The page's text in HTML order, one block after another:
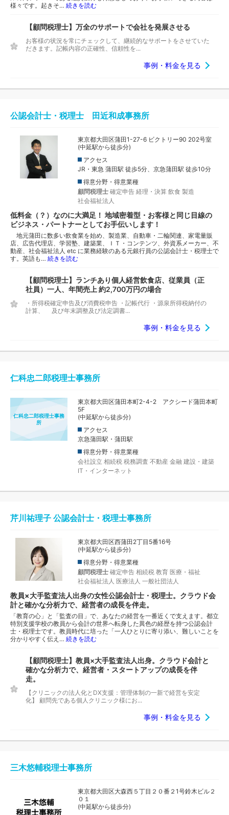
様々です。起きそ… 続きを読む
【顧問税理士】万全のサポートで会社を発展させる
お客様の状況を常にチェックして、継続的なサポートをさせていた
だきます。記帳内容の正確性、信頼性を...
事例・料金を見る
公認会計士・税理士 田近和成事務所
東京都大田区蒲田1-27-6 ビクトリー90 202号室
(中延駅から徒歩分)
アクセス
JR・東急 蒲田駅 徒歩5分、京急蒲田駅 徒歩10分
得意分野・得意業種
顧問税理士 確定申告 経理・決算 飲食 製造
社会福祉法人
低料金（？）なのに大満足！ 地域密着型・お客様と同じ目線の
ビジネス・パートナーとしてお手伝いします！
地元蒲田に数多い飲食業を始め、製造業、自動車・二輪関連、家電量販
店、広告代理店、学習塾、建築業、ＩＴ・コンテンツ、外資系メーカー、不
動産、社会福祉法人 etc に業務経験のある元銀行員の公認会計士・税理士で
す。英語も… 続きを読む
【顧問税理士】ランチあり個人経営飲食店、従業員（正
社員）一人、年間売上 約2,700万円の場合
・所得税確定申告及び消費税申告 ・記帳代行 ・源泉所得税納付の
計算、 及び年末調整及び法定調書...
事例・料金を見る
仁科忠二郎税理士事務所
仁科忠二郎税理士事務
所
東京都大田区蒲田本町2-4-2 アクシード蒲田本町
5F
(中延駅から徒歩分)
アクセス
京急蒲田駅・蒲田駅
得意分野・得意業種
会社設立 相続税 税務調査 不動産 金融 建設・建築
IT・インターネット
芹川祐理子 公認会計士・税理士事務所
東京都大田区西蒲田2丁目5番16号
(中延駅から徒歩分)
得意分野・得意業種
顧問税理士 確定申告 相続税 教育 医療・福祉
社会福祉法人 医療法人 一般社団法人
教員×大手監査法人出身の女性公認会計士・税理士。クラウド会
計と確かな分析力で、経営者の成長を伴走。
「教育の心」と「監査の目」で、あなたの経営を一番近くで支えます。都立
特別支援学校の教員から会計の世界へ転身した異色の経歴を持つ公認会計
士・税理士です。教員時代に培った「一人ひとりに寄り添い、難しいことを
分かりやすく伝え… 続きを読む
【顧問税理士】教員×大手監査法人出身。クラウド会計と
確かな分析力で、経営者・スタートアップの成長を伴
走。
【クリニックの法人化とDX支援：管理体制の一新で経営を安定
化】 顧問先である個人クリニック様にお...
事例・料金を見る
三木悠輔税理士事務所
東京都大田区大森西５丁目２０番２1号鈴木ビル２
０１
(中延駅から徒歩分)